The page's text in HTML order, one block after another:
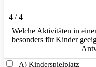
4 / 4
Welche Aktivitäten in
besonders für Kinder
A) Kinderspielplatz